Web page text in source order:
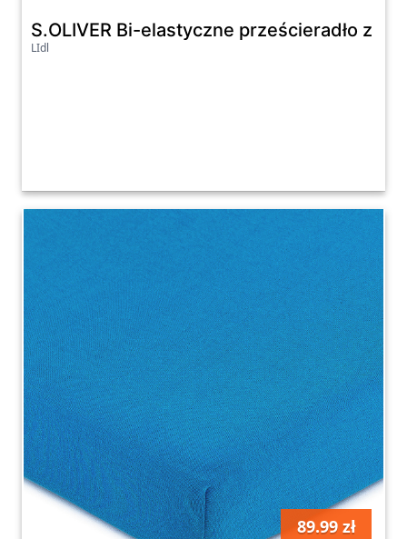
S.OLIVER Bi-elastyczne prześcieradło z
LIdl
89.99 zł